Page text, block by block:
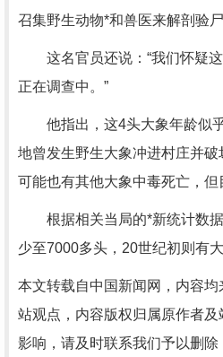
召集野生动物*和兽医来解剖验
这名官员还说：“我们怀疑这
正在调查中。”
他指出，这4头大象年龄似乎
地曾发生野生大象冲进村庄并破
可能也有其他大象中毒死亡，但
根据相关当局的*新统计数据
少至7000多头，20世纪初则有大
本文转载自中国新闻网，内容
站观点，内容版权归属原作者
影响，请及时联系我们予以删除